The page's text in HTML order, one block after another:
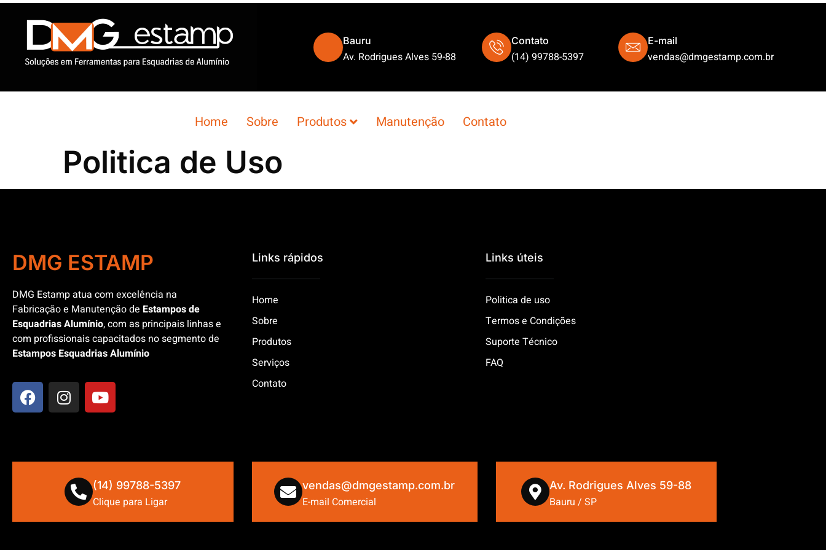
Bauru
Av. Rodrigues Alves 59-88
Contato
(14) 99788-5397
E-mail
vendas@dmgestamp.com.br
Home Sobre Produtos Manutenção Contato
Politica de Uso
DMG ESTAMP
DMG Estamp atua com excelência na
Fabricação e Manutenção de Estampos de
Esquadrias Alumínio, com as principais linhas e
com profissionais capacitados no segmento de
Estampos Esquadrias Alumínio
Links rápidos
Home
Sobre
Produtos
Serviços
Contato
Links úteis
Politica de uso
Termos e Condições
Suporte Técnico
FAQ
(14) 99788-5397
Clique para Ligar
vendas@dmgestamp.com.br
E-mail Comercial
Av. Rodrigues Alves 59-88
Bauru / SP